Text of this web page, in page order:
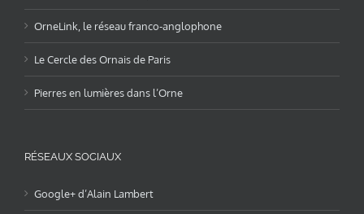
OrneLink, le réseau franco-anglophone
Le Cercle des Ornais de Paris
Pierres en lumières dans l’Orne
RÉSEAUX SOCIAUX
Google+ d’Alain Lambert